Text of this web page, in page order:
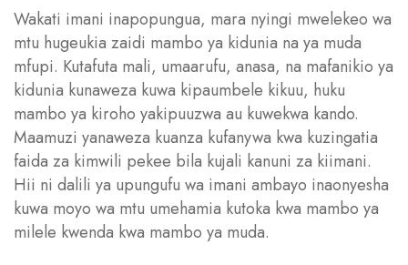
Wakati imani inapopungua, mara nyingi mwelekeo wa
mtu hugeukia zaidi mambo ya kidunia na ya muda
mfupi. Kutafuta mali, umaarufu, anasa, na mafanikio ya
kidunia kunaweza kuwa kipaumbele kikuu, huku
mambo ya kiroho yakipuuzwa au kuwekwa kando.
Maamuzi yanaweza kuanza kufanywa kwa kuzingatia
faida za kimwili pekee bila kujali kanuni za kiimani.
Hii ni dalili ya upungufu wa imani ambayo inaonyesha
kuwa moyo wa mtu umehamia kutoka kwa mambo ya
milele kwenda kwa mambo ya muda.